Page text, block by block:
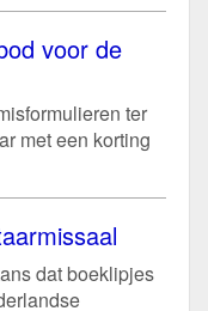
voor de
ter
met een korting
dat boeklipjes